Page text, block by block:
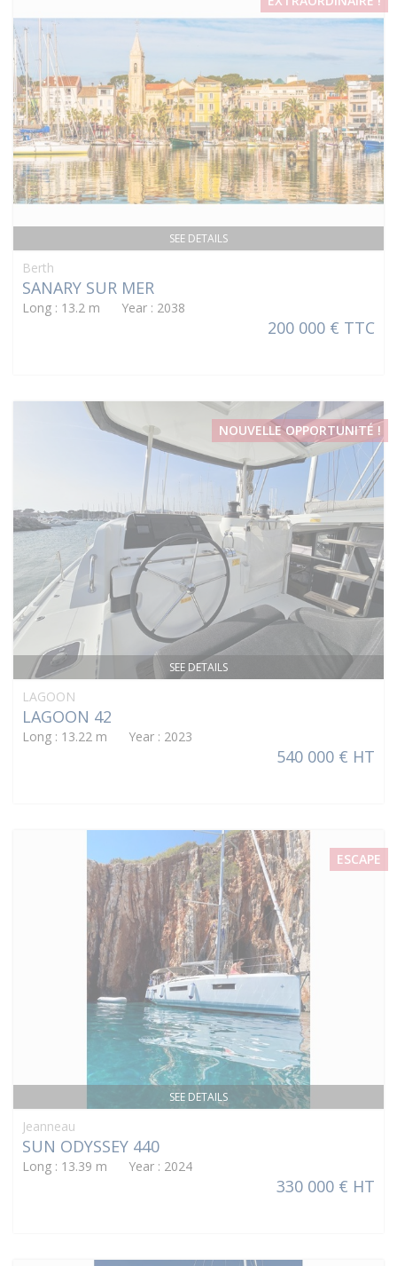
SEE DETAILS
Berth
SANARY SUR MER
Long : 13.2 m Year : 2038
200 000 € TTC
SEE DETAILS
NOUVELLE OPPORTUNITÉ !
LAGOON
LAGOON 42
Long : 13.22 m Year : 2023
540 000 € HT
SEE DETAILS
ESCAPE
Jeanneau
SUN ODYSSEY 440
Long : 13.39 m Year : 2024
330 000 € HT